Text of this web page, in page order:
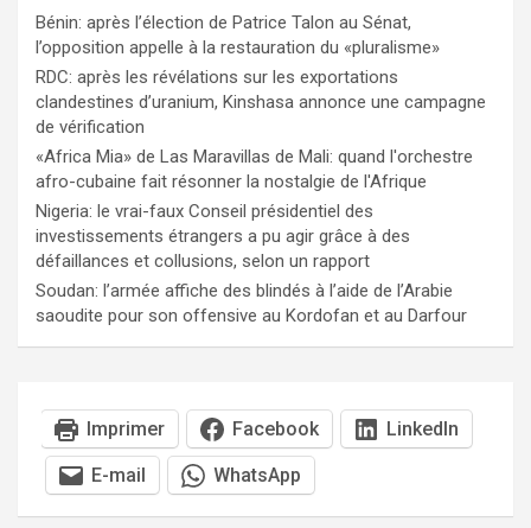
Bénin: après l’élection de Patrice Talon au Sénat,
l’opposition appelle à la restauration du «pluralisme»
RDC: après les révélations sur les exportations
clandestines d’uranium, Kinshasa annonce une campagne
de vérification
«Africa Mia» de Las Maravillas de Mali: quand l'orchestre
afro-cubaine fait résonner la nostalgie de l'Afrique
Nigeria: le vrai-faux Conseil présidentiel des
investissements étrangers a pu agir grâce à des
défaillances et collusions, selon un rapport
Soudan: l’armée affiche des blindés à l’aide de l’Arabie
saoudite pour son offensive au Kordofan et au Darfour
Imprimer Facebook LinkedIn
E-mail WhatsApp